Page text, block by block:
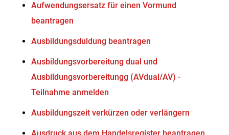
Aufwendungsersatz für einen Vormund
beantragen
Ausbildungsduldung beantragen
Ausbildungsvorbereitung dual und
Ausbildungsvorbereitungg (AVdual/AV) -
Teilnahme anmelden
Ausbildungszeit verkürzen oder verlängern